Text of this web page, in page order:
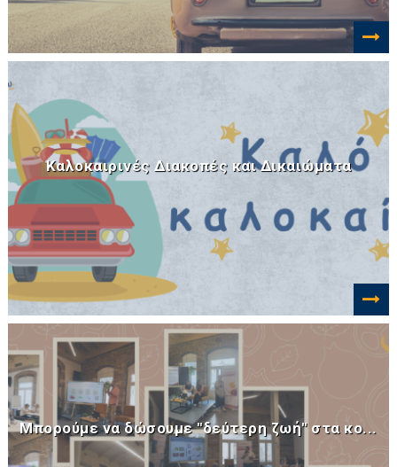
Καλοκαιρινές Διακοπές και Δικαιώματα
Μπορούμε να δώσουμε "δεύτερη ζωή" στα κο...